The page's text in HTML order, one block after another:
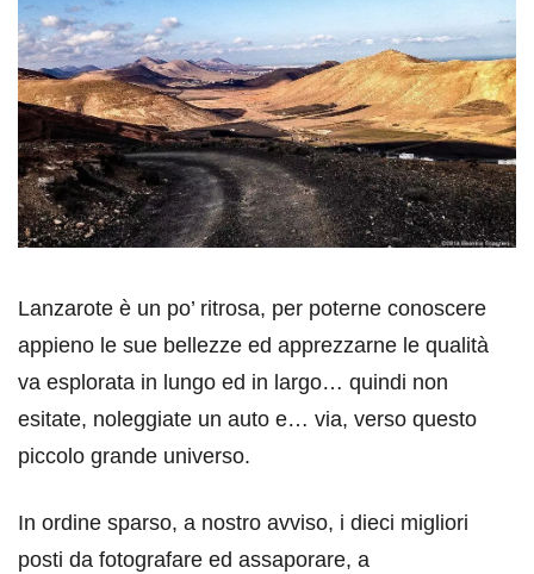
Lanzarote è un po’ ritrosa, per poterne conoscere
appieno le sue bellezze ed apprezzarne le qualità
va esplorata in lungo ed in largo… quindi non
esitate, noleggiate un auto e… via, verso questo
piccolo grande universo.
In ordine sparso, a nostro avviso, i dieci migliori
posti da fotografare ed assaporare, a